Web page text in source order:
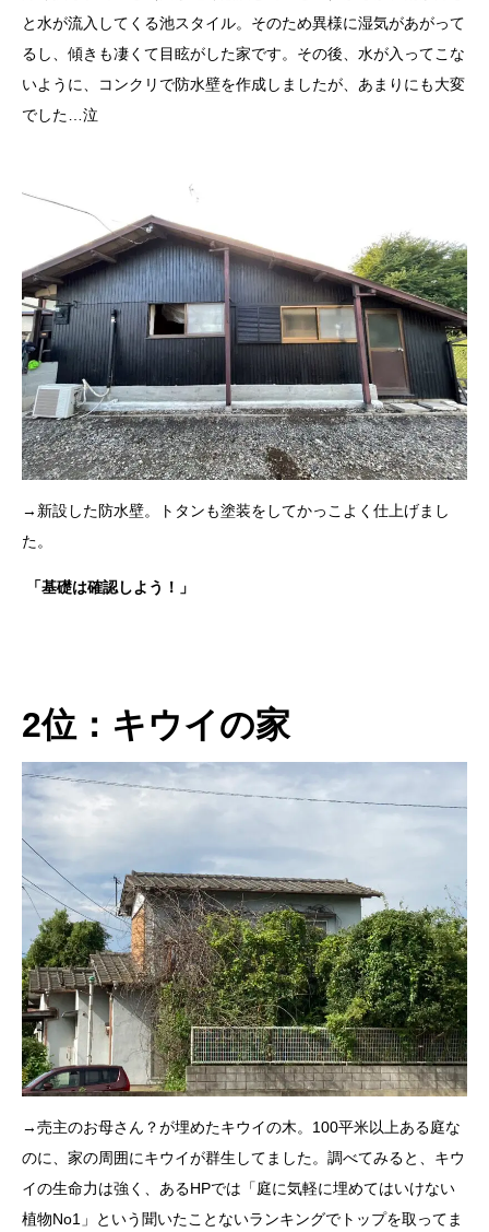
と水が流入してくる池スタイル。そのため異様に湿気があがって
るし、傾きも凄くて目眩がした家です。その後、水が入ってこな
いように、コンクリで防水壁を作成しましたが、あまりにも大変
でした…泣
→新設した防水壁。トタンも塗装をしてかっこよく仕上げまし
た。
「基礎は確認しよう！」
2位：キウイの家
→売主のお母さん？が埋めたキウイの木。100平米以上ある庭な
のに、家の周囲にキウイが群生してました。調べてみると、キウ
イの生命力は強く、あるHPでは「庭に気軽に埋めてはいけない
植物No1」という聞いたことないランキングでトップを取ってま